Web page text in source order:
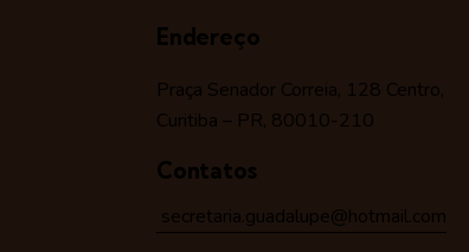
Endereço
Praça Senador Correia, 128 Centro,
Curitiba – PR, 80010-210
Contatos
secretaria.guadalupe@hotmail.com